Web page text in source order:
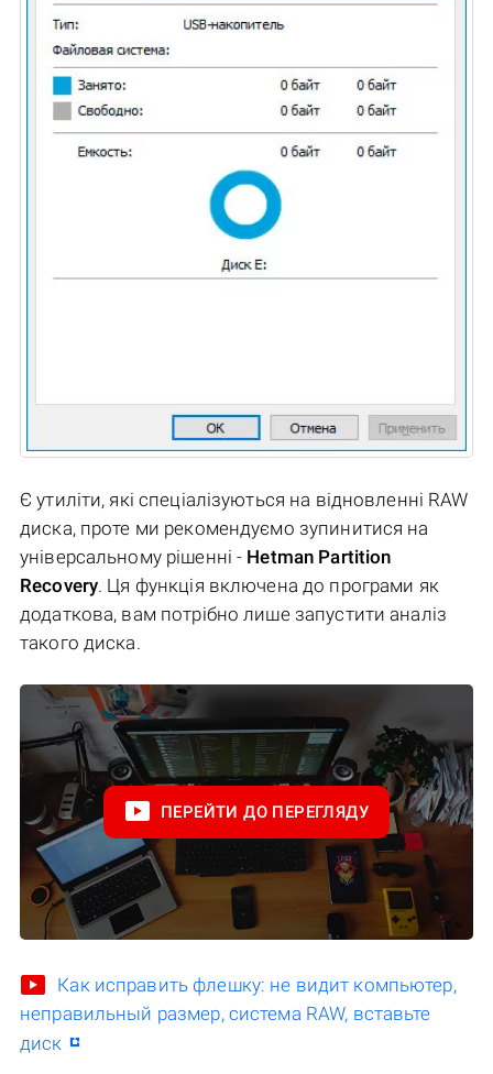
Є утиліти, які спеціалізуються на відновленні RAW
диска, проте ми рекомендуємо зупинитися на
універсальному рішенні - Hetman Partition
Recovery. Ця функція включена до програми як
додаткова, вам потрібно лише запустити аналіз
такого диска.
ПЕРЕЙТИ ДО ПЕРЕГЛЯДУ
Как исправить флешку: не видит компьютер,
неправильный размер, система RAW, вставьте
диск